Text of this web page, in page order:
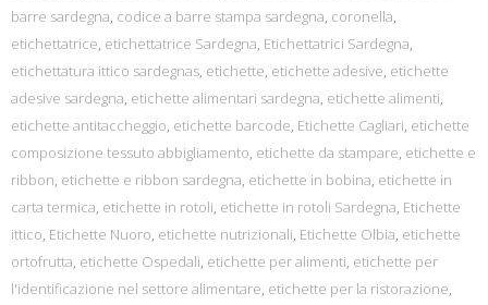
barre sardegna, codice a barre stampa sardegna, coronella,
etichettatrice, etichettatrice Sardegna, Etichettatrici Sardegna,
etichettatura ittico sardegnas, etichette, etichette adesive, etichette
adesive sardegna, etichette alimentari sardegna, etichette alimenti,
etichette antitaccheggio, etichette barcode, Etichette Cagliari, etichette
composizione tessuto abbigliamento, etichette da stampare, etichette e
ribbon, etichette e ribbon sardegna, etichette in bobina, etichette in
carta termica, etichette in rotoli, etichette in rotoli Sardegna, Etichette
ittico, Etichette Nuoro, etichette nutrizionali, Etichette Olbia, etichette
ortofrutta, etichette Ospedali, etichette per alimenti, etichette per
l'identificazione nel settore alimentare, etichette per la ristorazione,